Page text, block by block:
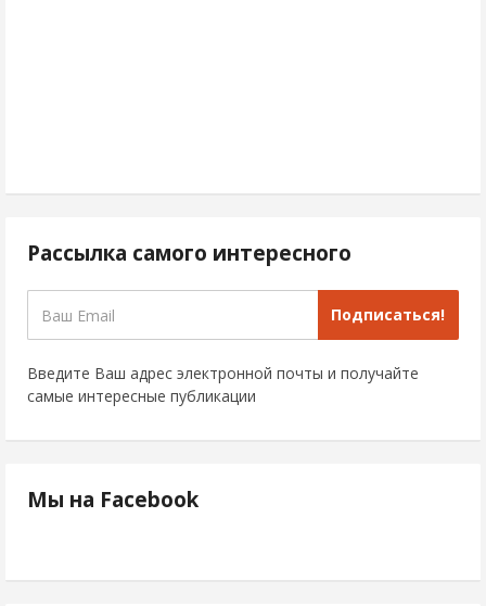
Рассылка самого интересного
Подписаться!
Введите Ваш адрес электронной почты и получайте
самые интересные публикации
Мы на Facebook